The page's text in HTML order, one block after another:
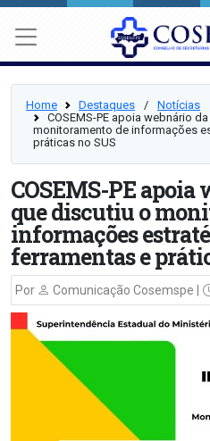
Home Destaques ⠀/⠀ Notícias
COSEMS-PE apoia webnário
monitoramento de informações
práticas no SUS
COSEMS-PE apoia
que discutiu o
informações
ferramentas e
Por Comunicação Cosemspe |